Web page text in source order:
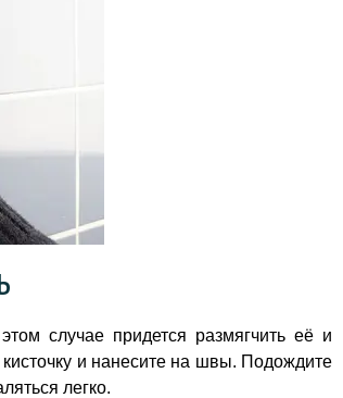
случае придется размягчить её и
и нанесите на швы. Подождите
легко.